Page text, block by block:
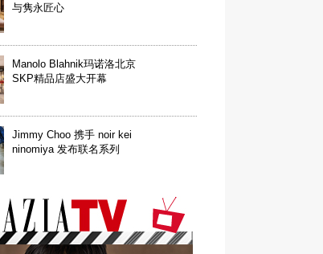
与隽永匠心
Manolo Blahnik玛诺洛北京
SKP精品店盛大开幕
Jimmy Choo 携手 noir kei
ninomiya 发布联名系列